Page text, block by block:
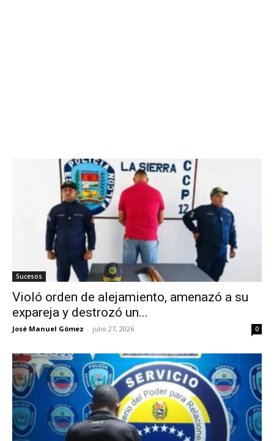
Sucesos
Violó orden de alejamiento, amenazó a su
expareja y destrozó un...
José Manuel Gómez - julio 27, 2026 0